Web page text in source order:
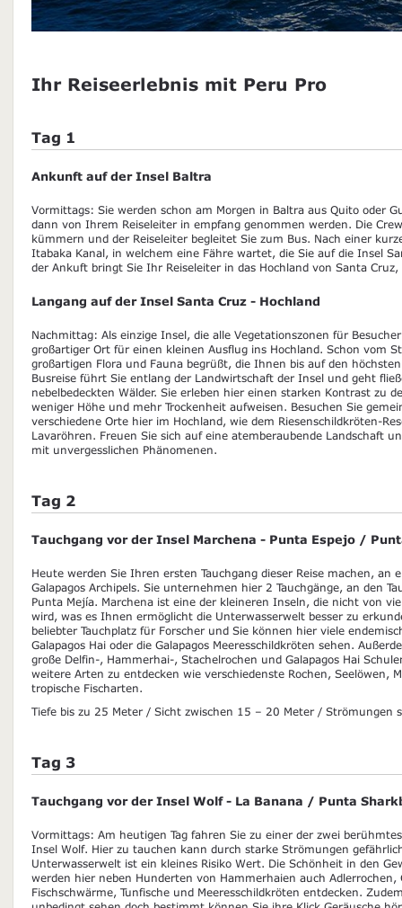
Ihr Reiseerlebnis mit Peru Pro
Tag 1
Ankunft auf der Insel Baltra
Vormittags: Sie werden schon am Morgen in Baltra aus Quito oder
dann von Ihrem Reiseleiter in empfang genommen werden. Die
kümmern und der Reiseleiter begleitet Sie zum Bus. Nach einer
Itabaka Kanal, in welchem eine Fähre wartet, die Sie auf die Insel
der Ankuft bringt Sie Ihr Reiseleiter in das Hochland von Santa Cruz,
Langang auf der Insel Santa Cruz - Hochland
Nachmittag: Als einzige Insel, die alle Vegetationszonen für
großartiger Ort für einen kleinen Ausflug ins Hochland. Schon vom
großartigen Flora und Fauna begrüßt, die Ihnen bis auf den
Busreise führt Sie entlang der Landwirtschaft der Insel und geht
nebelbedeckten Wälder. Sie erleben hier einen starken Kontrast zu
weniger Höhe und mehr Trockenheit aufweisen. Besuchen Sie
verschiedene Orte hier im Hochland, wie dem Riesenschildkröten-
Lavaröhren. Freuen Sie sich auf eine atemberaubende Landschaft
mit unvergesslichen Phänomenen.
Tag 2
Tauchgang vor der Insel Marchena - Punta Espejo /
Heute werden Sie Ihren ersten Tauchgang dieser Reise machen, an
Galapagos Archipels. Sie unternehmen hier 2 Tauchgänge, an den
Punta Mejía. Marchena ist eine der kleineren Inseln, die nicht von
wird, was es Ihnen ermöglicht die Unterwasserwelt besser zu
beliebter Tauchplatz für Forscher und Sie können hier viele
Galapagos Hai oder die Galapagos Meeresschildkröten sehen.
große Delfin-, Hammerhai-, Stachelrochen und Galapagos Hai
weitere Arten zu entdecken wie verschiedenste Rochen, Seelöwen,
tropische Fischarten.
Tiefe bis zu 25 Meter / Sicht zwischen 15 – 20 Meter / Strömungen
Tag 3
Tauchgang vor der Insel Wolf - La Banana / Punta
Vormittags: Am heutigen Tag fahren Sie zu einer der zwei
Insel Wolf. Hier zu tauchen kann durch starke Strömungen
Unterwasserwelt ist ein kleines Risiko Wert. Die Schönheit in den
werden hier neben Hunderten von Hammerhaien auch Adlerrochen,
Fischschwärme, Tunfische und Meeresschildkröten entdecken.